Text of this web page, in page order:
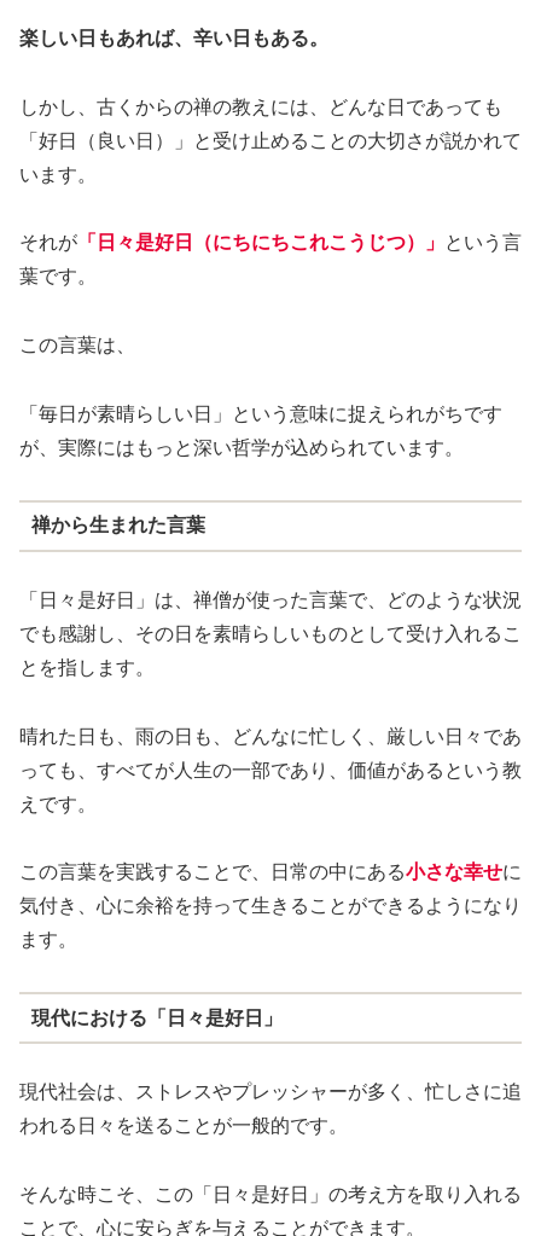
楽しい日もあれば、辛い日もある。
しかし、古くからの禅の教えには、どんな日であっても
「好日（良い日）」と受け止めることの大切さが説かれて
います。
それが 「日々是好日（にちにちこれこうじつ）」 という言
葉です。
この言葉は、
「毎日が素晴らしい日」という意味に捉えられがちです
が、実際にはもっと深い哲学が込められています。
禅から生まれた言葉
「日々是好日」は、禅僧が使った言葉で、どのような状況
でも感謝し、その日を素晴らしいものとして受け入れるこ
とを指します。
晴れた日も、雨の日も、どんなに忙しく、厳しい日々であ
っても、すべてが人生の一部であり、価値があるという教
えです。
この言葉を実践することで、日常の中にある小さな幸せに
気付き、心に余裕を持って生きることができるようになり
ます。
現代における「日々是好日」
現代社会は、ストレスやプレッシャーが多く、忙しさに追
われる日々を送ることが一般的です。
そんな時こそ、この「日々是好日」の考え方を取り入れる
ことで、心に安らぎを与えることができます。